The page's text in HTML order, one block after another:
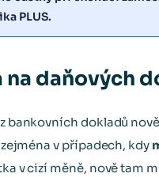
PLUS.
na daňových
bankovních dokladů
v případech, kdy
v cizí měně, nově tam